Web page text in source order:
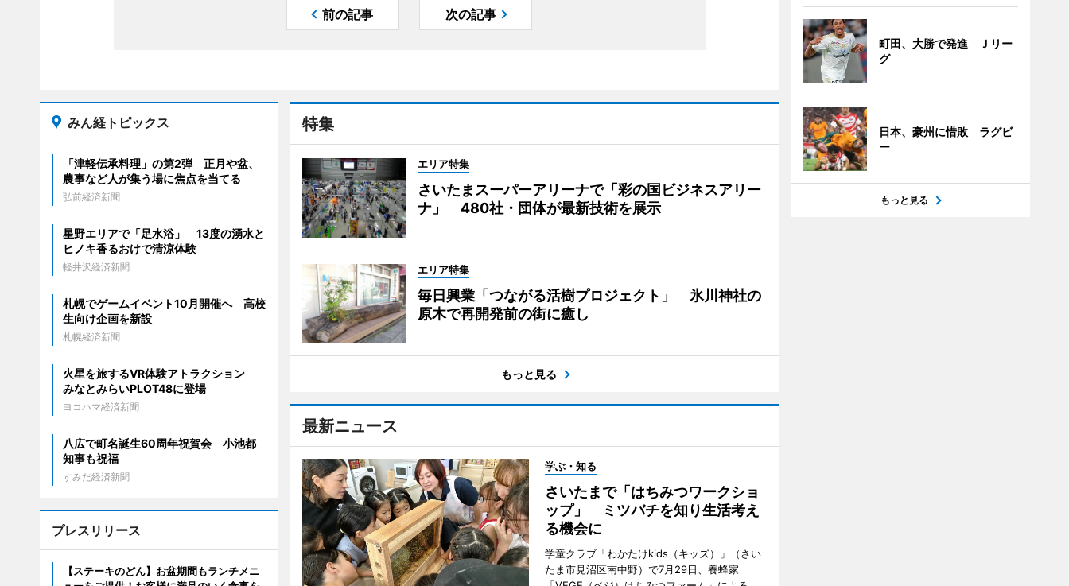
前の記事 次の記事
特集
エリア特集
さいたまスーパーアリーナで「彩の国ビジネスアリー
ナ」 480社・団体が最新技術を展示
エリア特集
毎日興業「つながる活樹プロジェクト」 氷川神社の
原木で再開発前の街に癒し
もっと見る
最新ニュース
学ぶ・知る
さいたまで「はちみつワークショ
ップ」 ミツバチを知り生活考え
る機会に
学童クラブ「わかたけkids（キッズ）」（さい
たま市見沼区南中野）で7月29日、養蜂家
みん経トピックス
「津軽伝承料理」の第2弾 正月や盆、
農事など人が集う場に焦点を当てる
弘前経済新聞
星野エリアで「足水浴」 13度の湧水と
ヒノキ香るおけで清涼体験
軽井沢経済新聞
札幌でゲームイベント10月開催へ 高校
生向け企画を新設
札幌経済新聞
火星を旅するVR体験アトラクション
みなとみらいPLOT48に登場
ヨコハマ経済新聞
八広で町名誕生60周年祝賀会 小池都
知事も祝福
すみだ経済新聞
プレスリリース
【ステーキのどん】お盆期間もランチメニ
町田、大勝で発進 Ｊリー
グ
日本、豪州に惜敗 ラグビ
ー
もっと見る